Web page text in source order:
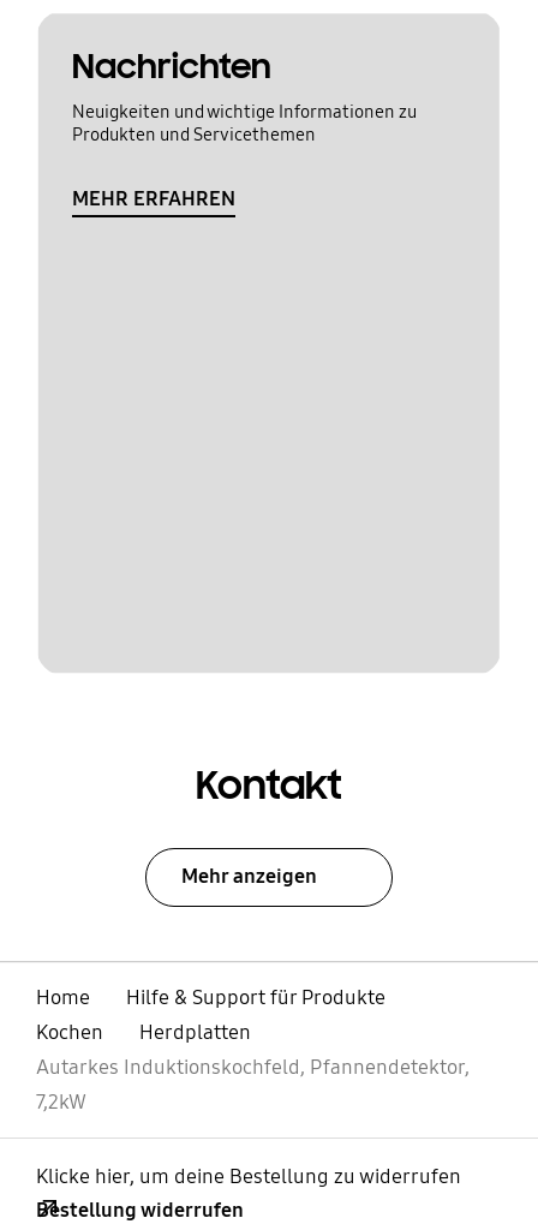
Nachrichten
Neuigkeiten und wichtige Informationen zu
Produkten und Servicethemen
MEHR ERFAHREN
Kontakt
Mehr anzeigen
Home
Hilfe & Support für Produkte
Kochen
Herdplatten
Autarkes Induktionskochfeld, Pfannendetektor,
7,2kW
Klicke hier, um deine Bestellung zu widerrufen
Bestellung widerrufen